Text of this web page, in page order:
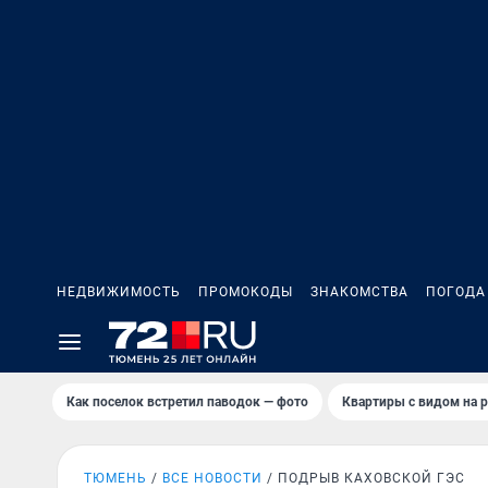
НЕДВИЖИМОСТЬ ПРОМОКОДЫ ЗНАКОМСТВА ПОГОДА
Как поселок встретил паводок — фото Квартиры с видом на
ТЮМЕНЬ ВСЕ НОВОСТИ ПОДРЫВ КАХОВСКОЙ ГЭС